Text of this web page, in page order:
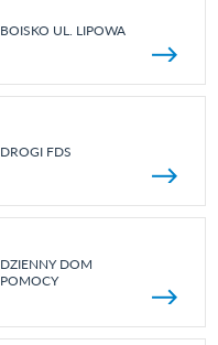
BOISKO UL. LIPOWA
DROGI FDS
DZIENNY DOM
POMOCY